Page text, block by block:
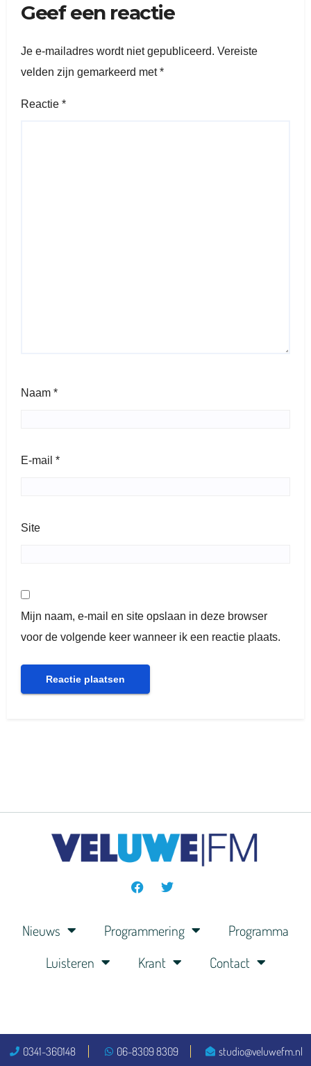
Geef een reactie
Je e-mailadres wordt niet gepubliceerd. Vereiste
velden zijn gemarkeerd met*
Reactie *
Naam *
E-mail *
Site
Mijn naam, e-mail en site opslaan in deze browser
voor de volgende keer wanneer ik een reactie plaats.
Nieuws Programmering
Programma
Luisteren
Krant Contact
0341-360148 06-8309 8309
studio@veluwefm.nl